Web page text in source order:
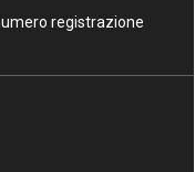
registrazione